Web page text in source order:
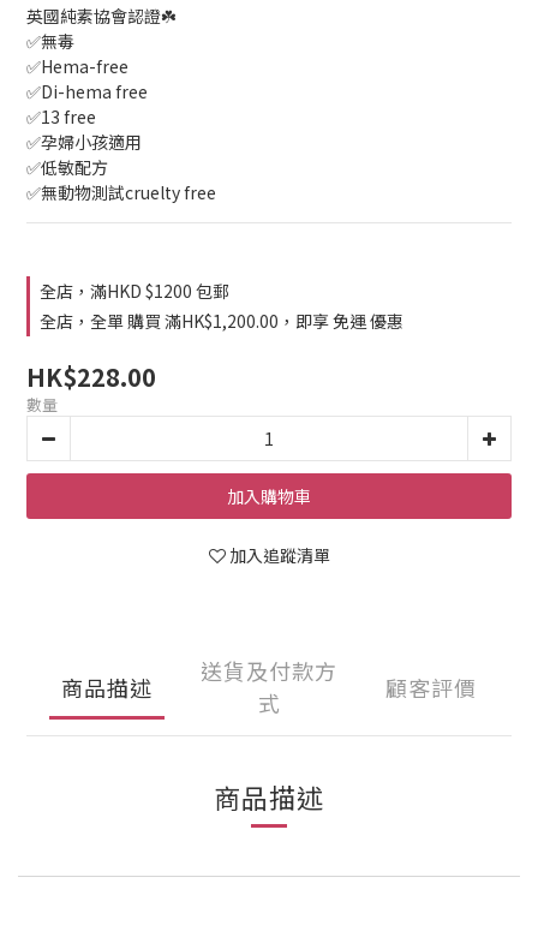
英國純素協會認證☘️
✅無毒
✅Hema-free
✅Di-hema free
✅13 free
✅孕婦小孩適用
✅低敏配方
✅無動物測試cruelty free
全店，滿HKD $1200 包郵
全店，全單 購買 滿HK$1,200.00，即享 免運 優惠
HK$228.00
數量
加入購物車
加入追蹤清單
商品描述
送貨及付款方
式
顧客評價
商品描述